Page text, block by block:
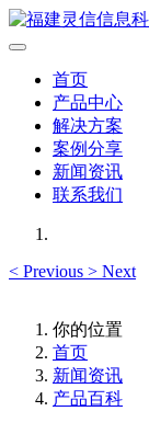
首页
产品中心
解决方案
案例分享
新闻资讯
联系我们
< Previous > Next
你的位置
首页
新闻资讯
产品百科